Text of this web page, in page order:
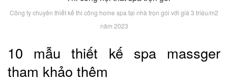
Công ty chuyên thiết kế thi công home spa tại nhà trọn gói với giá 3 triệu/m2
năm 2023
10 mẫu thiết kế spa massger
tham khảo thêm